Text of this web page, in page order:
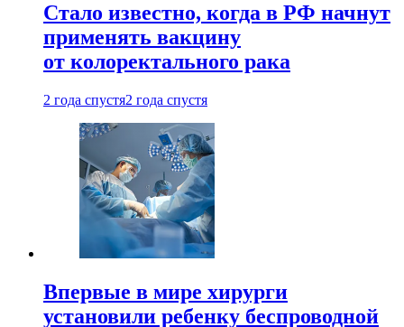
Стало известно, когда в РФ начнут
применять вакцину
от колоректального рака
2 года спустя2 года спустя
Впервые в мире хирурги
установили ребенку беспроводной